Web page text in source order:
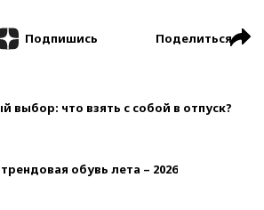
Подпишись Поделиться
выбор: что взять с собой в отпуск?
обувь лета – 2026